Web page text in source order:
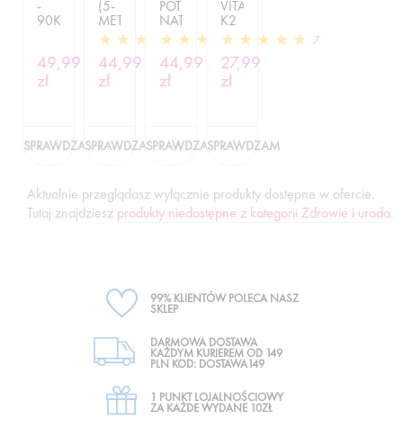
-
90KAP
49,99
zł
SPRAWDZAM
(5-
METHYLTETRAHYDROFOLIC
ACID)
-
30VEG
CAPS(800MCG)
1
44,99
zł
SPRAWDZAM
POTENCY
NATURAL
VITAMIN
K-2
-
30SOFGELS
8
44,99
zł
SPRAWDZAM
VITAMIN
K2
-
30SOFTGELS(50MCG)
7
27,99
zł
SPRAWDZAM
Aktualnie przeglądasz wyłącznie produkty dostępne w ofercie.
Tutaj znajdziesz produkty niedostępne z kategorii Zdrowie i uroda.
99% KLIENTÓW POLECA NASZ
SKLEP
DARMOWA DOSTAWA
KAŻDYM KURIEREM OD 149
PLN KOD: DOSTAWA149
1 PUNKT LOJALNOŚCIOWY
ZA KAŻDE WYDANE 10ZŁ